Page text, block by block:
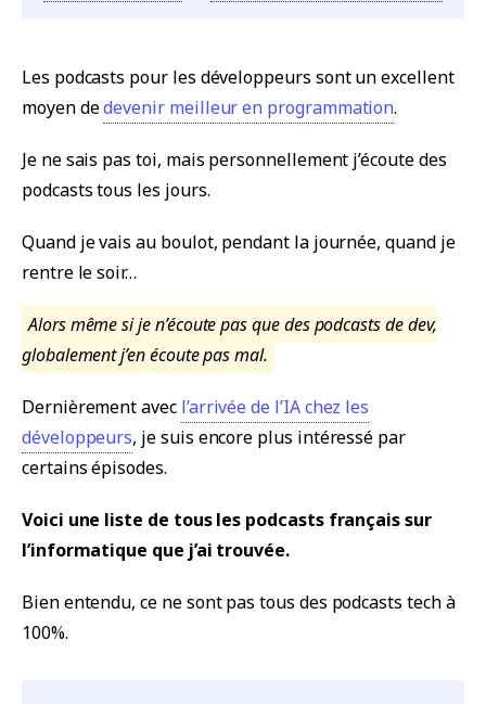
Les podcasts pour les développeurs sont un excellent
moyen dedevenir meilleur en programmation.
Je ne sais pas toi, mais personnellement j’écoute des
podcasts tous les jours.
Quand je vais au boulot, pendant la journée, quand je
rentre le soir…
Alors même si je n’écoute pas que des podcasts de dev,
globalement j’en écoute pas mal.
Dernièrement avec l’arrivée de l’IA chez les
développeurs, je suis encore plus intéressé par
certains épisodes.
Voici une liste de tous les podcasts français sur
l’informatique que j’ai trouvée.
Bien entendu, ce ne sont pas tous des podcasts tech à
100%.